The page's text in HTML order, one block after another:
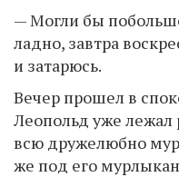
— Могли бы
ладно, завтра
и затарюсь.
Вечер прошел в
Леопольд уже
всю дружелюбно
же под его